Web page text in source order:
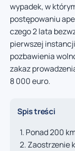
wypadek, w
postępowaniu
czego 2 lata
pierwszej
pozbawienia
zakaz
8 000 euro.
Spis treści
Ponad 200
Zaostrzenie